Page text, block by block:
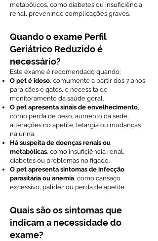
metabólicos, como diabetes ou insuficiência
renal, prevenindo complicações graves.
Quando o exame Perfil
Geriátrico Reduzido é
necessário?
Este exame é recomendado quando:
O pet é idoso, comumente a partir dos 7 anos
para cães e gatos, e necessita de
monitoramento da saúde geral.
O pet apresenta sinais de envelhecimento,
como perda de peso, aumento da sede,
alterações no apetite, letargia ou mudanças
na urina.
Há suspeita de doenças renais ou
metabólicas, como insuficiência renal,
diabetes ou problemas no fígado.
O pet apresenta sintomas de infecção
parasitária ou anemia, como cansaço
excessivo, palidez ou perda de apetite.
Quais são os sintomas que
indicam a necessidade do
exame?